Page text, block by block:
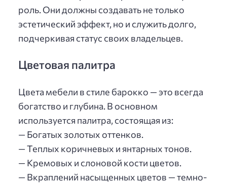
роль. Они должны создавать не только
эстетический эффект, но и служить долго,
подчеркивая статус своих владельцев.
Цветовая палитра
Цвета мебели в стиле барокко — это всегда
богатство и глубина. В основном
используется палитра, состоящая из:
— Богатых золотых оттенков.
— Теплых коричневых и янтарных тонов.
— Кремовых и слоновой кости цветов.
— Вкраплений насыщенных цветов — темно-